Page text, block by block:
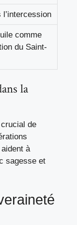
comme
du Saint-
la
de
à
sagesse et